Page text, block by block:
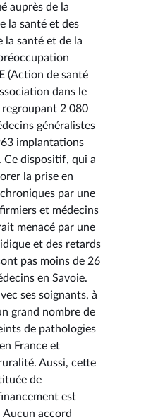
auprès de la
la santé et des
la santé et de la
(Action de santé
dans le
regroupant 2 080
généralistes
implantations
Ce dispositif, qui a
la prise en
par une
et médecins
menacé par une
et des retards
pas moins de 26
en Savoie.
ses soignants, à
grand nombre de
de pathologies
France et
Aussi, cette
de
est
Aucun accord